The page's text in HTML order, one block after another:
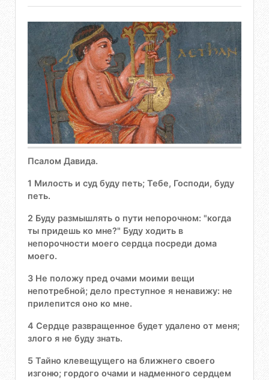
Псалом Давида.
1 Милость и суд буду петь; Тебе, Господи, буду
петь.
2 Буду размышлять о пути непорочном: "когда
ты придешь ко мне?" Буду ходить в
непорочности моего сердца посреди дома
моего.
3 Не положу пред очами моими вещи
непотребной; дело преступное я ненавижу: не
прилепится оно ко мне.
4 Сердце развращенное будет удалено от меня;
злого я не буду знать.
5 Тайно клевещущего на ближнего своего
изгоню; гордого очами и надменного сердцем